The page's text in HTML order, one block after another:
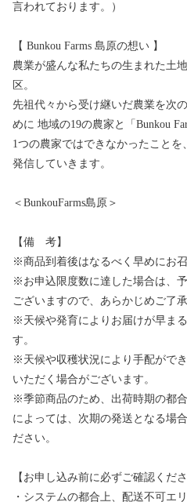
言われております。）
【 Bunkou Farms 島原の想い 】
農業が盛んな私たちの生まれた土
区。
先祖代々から受け継いだ農業を次
めに 地域の19の農家と「Bunkou
1つの農家ではできなかったことを
発信していきます。
＜BunkouFarms島原＞
【備 考】
※商品到着後はなるべく早めにお召
※お申込限度数に達した場合は、
ございますので、あらかじめご了承
※天候や発育によりお届けが早ま
す。
※天候や収穫状況により手配がで
いただく場合がございます。
※季節商品のため、出荷時期の都
によっては、次期の発送となる場
ださい。
【お申し込み前に必ずご確認くださ
・システムの都合上、配送不可エ